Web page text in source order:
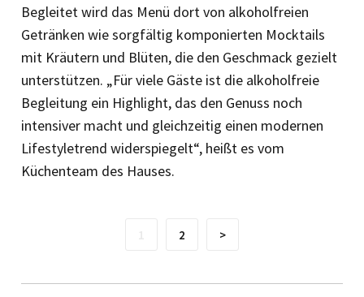
Begleitet wird das Menü dort von alkoholfreien
Getränken wie sorgfältig komponierten Mocktails
mit Kräutern und Blüten, die den Geschmack gezielt
unterstützen. „Für viele Gäste ist die alkoholfreie
Begleitung ein Highlight, das den Genuss noch
intensiver macht und gleichzeitig einen modernen
Life­styletrend widerspiegelt“, heißt es vom
Küchenteam des Hauses.
2 >